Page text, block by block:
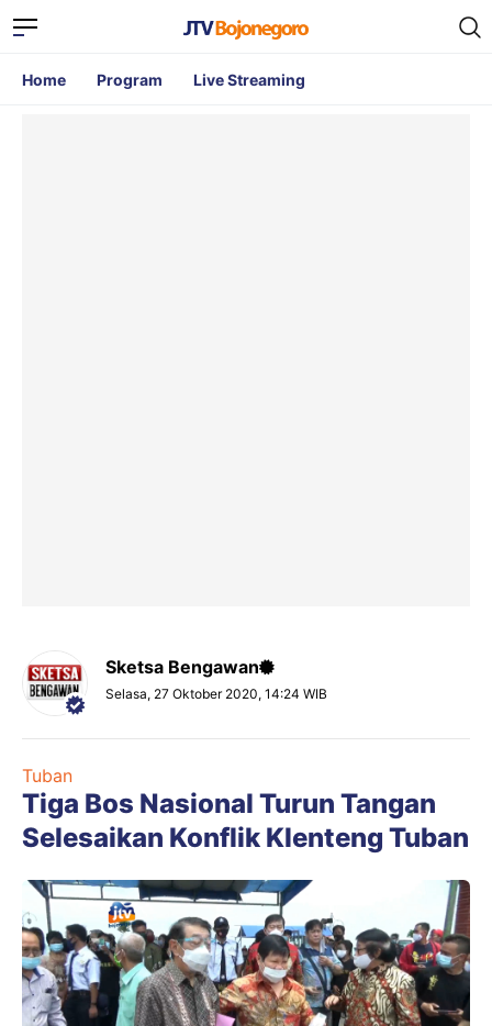
Home Program Live Streaming
Sketsa Bengawan
Selasa, 27 Oktober 2020, 14:24 WIB
Tuban
Tiga Bos Nasional Turun Tangan
Selesaikan Konflik Klenteng Tuban